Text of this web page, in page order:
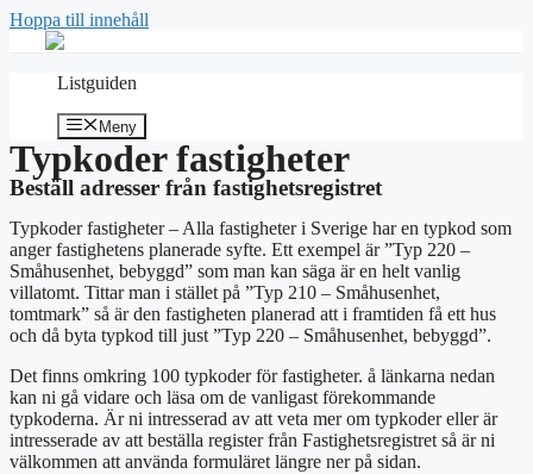
Hoppa till innehåll
Listguiden
Meny
Typkoder fastigheter
Beställ adresser från fastighetsregistret
Typkoder fastigheter – Alla fastigheter i Sverige har en typkod som
anger fastighetens planerade syfte. Ett exempel är ”Typ 220 –
Småhusenhet, bebyggd” som man kan säga är en helt vanlig
villatomt. Tittar man i stället på ”Typ 210 – Småhusenhet,
tomtmark” så är den fastigheten planerad att i framtiden få ett hus
och då byta typkod till just ”Typ 220 – Småhusenhet, bebyggd”.
Det finns omkring 100 typkoder för fastigheter. å länkarna nedan
kan ni gå vidare och läsa om de vanligast förekommande
typkoderna. Är ni intresserad av att veta mer om typkoder eller är
intresserade av att beställa register från Fastighetsregistret så är ni
välkommen att använda formuläret längre ner på sidan.